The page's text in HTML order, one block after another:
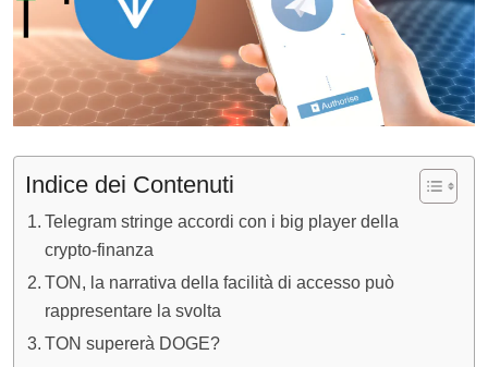
Indice dei Contenuti
Telegram stringe accordi con i big player della
crypto-finanza
TON, la narrativa della facilità di accesso può
rappresentare la svolta
TON supererà DOGE?